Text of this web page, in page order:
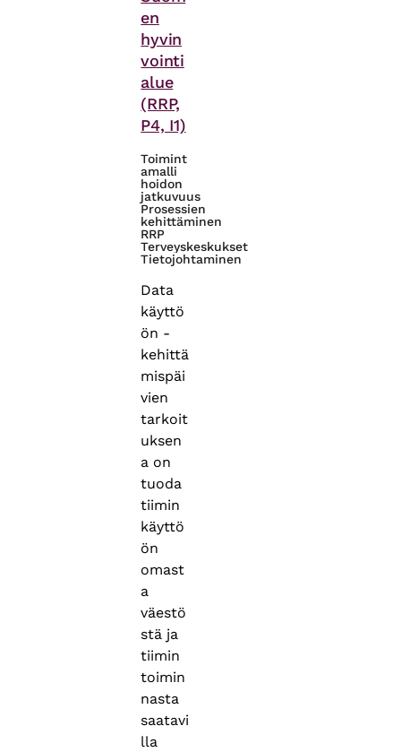
en
hyvin
vointi
alue
(RRP,
P4, I1)
Toimint
amalli
hoidon
jatkuvuus
Prosessien
kehittäminen
RRP
Terveyskeskukset
Tietojohtaminen
Data
käyttö
ön -
kehittä
mispäi
vien
tarkoit
uksen
a on
tuoda
tiimin
käyttö
ön
omast
a
väestö
stä ja
tiimin
toimin
nasta
saatavi
lla